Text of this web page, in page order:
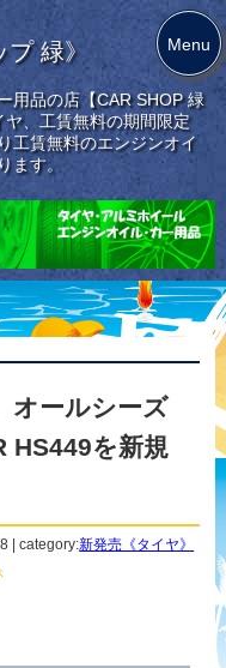
緑》
用品の店【CAR SHOP 緑
ヤ、工賃無料の期間限定
工賃無料のエンジンオイ
ます。
オールシーズ
HS449を新規
| category:新発売《タイヤ》
Menu